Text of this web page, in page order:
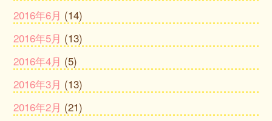
2016年6月 (14)
2016年5月 (13)
2016年4月 (5)
2016年3月 (13)
2016年2月 (21)